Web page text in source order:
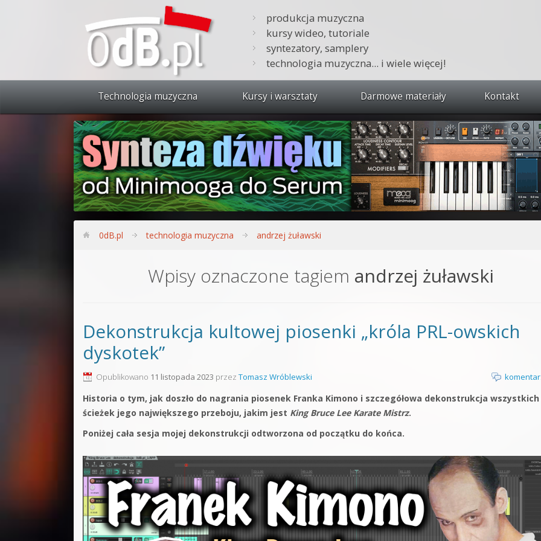
produkcja muzyczna
kursy wideo, tutoriale
syntezatory, samplery
technologia muzyczna... i wiele więcej!
Technologia muzyczna Kursy i warsztaty
Zobacz wszystkie kursy i warsztaty
Synteza dźwięku 🔥
Produkcja muzyczna w praktyce
Bitwig Studio od podstaw
Sound Forge od podstaw
Kontakt 5 Kompendium
Darmowe materiały Kontakt
0dB.pl technologia muzyczna andrzej żuławski
Wpisy oznaczone tagiem andrzej żuławski
Dekonstrukcja kultowej piosenki „króla PRL-owskich
dyskotek”
Opublikowano 11 listopada 2023 przez Tomasz Wróblewski
Historia o tym, jak doszło do nagrania piosenek Franka Kimono i szczegółowa dekonstrukcja wszystkich
ścieżek jego największego przeboju, jakim jest King Bruce Lee Karate Mistrz.
Poniżej cała sesja mojej dekonstrukcji odtworzona od początku do końca.